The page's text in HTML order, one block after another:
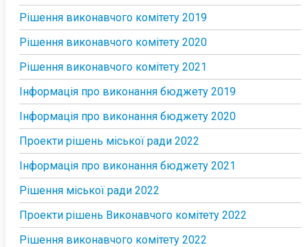
Рішення виконавчого комітету 2019
Рішення виконавчого комітету 2020
Рішення виконавчого комітету 2021
Інформація про виконання бюджету 2019
Інформація про виконання бюджету 2020
Проекти рішень міської ради 2022
Інформація про виконання бюджету 2021
Рішення міської ради 2022
Проекти рішень Виконавчого комітету 2022
Рішення виконавчого комітету 2022